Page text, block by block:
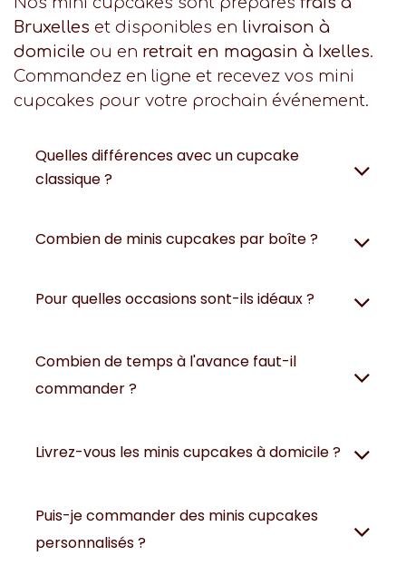
Bruxelles et disponibles en livraison à
domicile ou en retrait en magasin à Ixelles.
Commandez en ligne et recevez vos mini
cupcakes pour votre prochain événement.
Quelles différences avec un cupcake
classique ?
Combien de minis cupcakes par boîte ?
Pour quelles occasions sont-ils idéaux ?
Combien de temps à l'avance faut-il
commander ?
Livrez-vous les minis cupcakes à domicile ?
Puis-je commander des minis cupcakes
personnalisés ?